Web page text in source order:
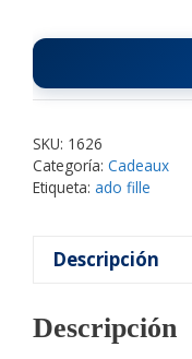
SKU: 1626
Categoría: Cadeaux
Etiqueta: ado fille
Descripción
Descripción